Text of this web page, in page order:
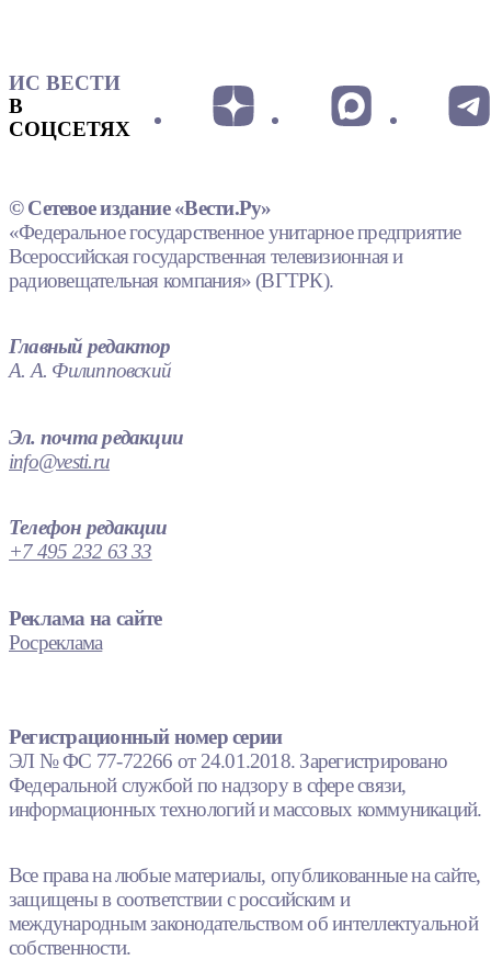
ИС ВЕСТИ
В
СОЦСЕТЯХ
© Сетевое издание «Вести.Ру»
«Федеральное государственное унитарное предприятие
Всероссийская государственная телевизионная и
радиовещательная компания» (ВГТРК).
Главный редактор
А. А. Филипповский
Эл. почта редакции
info@vesti.ru
Телефон редакции
+7 495 232 63 33
Реклама на сайте
Росреклама
Регистрационный номер серии
ЭЛ № ФС 77-72266 от 24.01.2018. Зарегистрировано
Федеральной службой по надзору в сфере связи,
информационных технологий и массовых коммуникаций.
Все права на любые материалы, опубликованные на сайте,
защищены в соответствии с российским и
международным законодательством об интеллектуальной
собственности.